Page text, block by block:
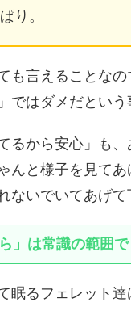
り。
も言えることな
ではダメだという
るから安心」も
んと様子を見て
ないでいてあげて
」は常識の範囲で
眠るフェレット達